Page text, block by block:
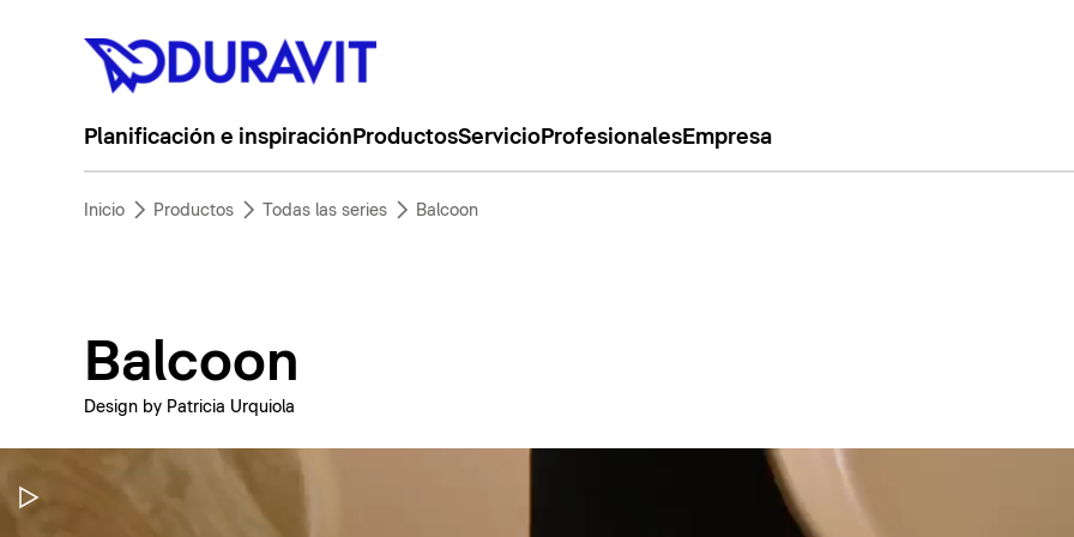
Planificación e inspiración ProductosServicioProfesionalesEmpresa
Inicio Productos Todas las series Balcoon
Balcoon
Design by Patricia Urquiola
Pausar vídeo